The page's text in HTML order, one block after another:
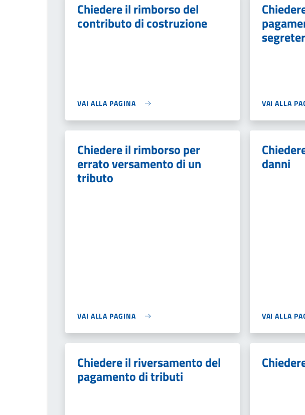
Chiedere il rimborso del
contributo di costruzione
VAI ALLA PAGINA VAI ALLA
Chiedere il rimborso per
errato versamento di un
tributo
VAI ALLA PAGINA
danni
VAI ALLA
Chiedere il riversamento del
pagamento di tributi